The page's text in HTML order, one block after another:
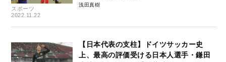
スポーツ
2022.11.22
浅田真樹
【日本代表の支柱】ドイツサッカー史
上、最高の評価受ける日本人選手・鎌田